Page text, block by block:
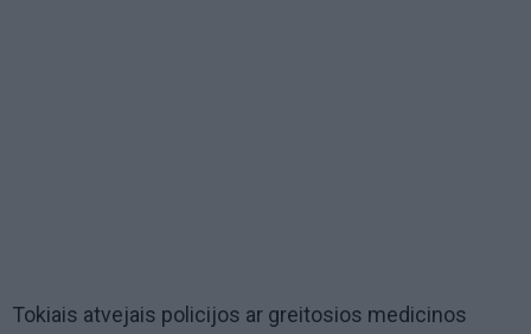
Tokiais atvejais policijos ar greitosios medicinos